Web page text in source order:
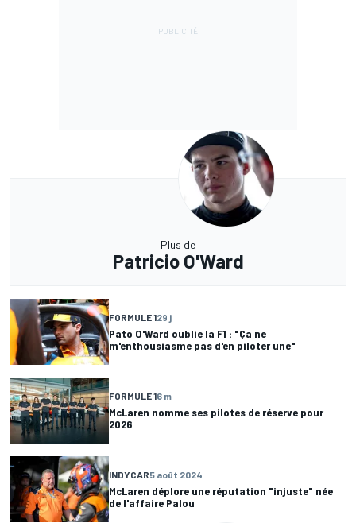
Plus de
Patricio O'Ward
FORMULE 129 j
Pato O'Ward oublie la F1 : "Ça ne
m'enthousiasme pas d'en piloter une"
FORMULE 16 m
McLaren nomme ses pilotes de réserve pour
2026
INDYCAR5 août 2024
McLaren déplore une réputation "injuste" née
de l'affaire Palou